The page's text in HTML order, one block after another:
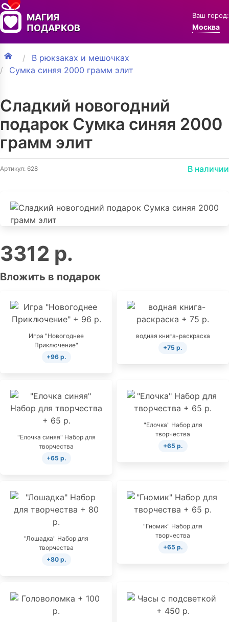
МАГИЯ
ПОДАРКОВ
Ваш город:
Москва
В рюкзаках и мешочках
Сумка синяя 2000 грамм элит
Сладкий новогодний
подарок Сумка синяя 2000
грамм элит
Артикул: 628 В наличии
3312 р.
Вложить в подарок
Игра "Новогоднее
Приключение"
+96 р.
водная книга-раскраска
+75 р.
"Елочка синяя" Набор для
творчества
+65 р.
"Елочка" Набор для
творчества
+65 р.
"Лошадка" Набор для
творчества
+80 р.
"Гномик" Набор для
творчества
+65 р.